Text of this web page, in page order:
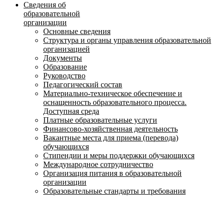
Сведения об
образовательной
организации
Основные сведения
Структура и органы управления образовательной
организацией
Документы
Образование
Руководство
Педагогический состав
Материально-техническое обеспечение и
оснащенность образовательного процесса.
Доступная среда
Платные образовательные услуги
Финансово-хозяйственная деятельность
Вакантные места для приема (перевода)
обучающихся
Стипендии и меры поддержки обучающихся
Международное сотрудничество
Организация питания в образовательной
организации
Образовательные стандарты и требования